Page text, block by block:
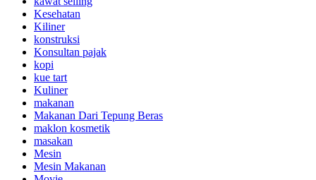
Kesehatan
Kiliner
konstruksi
Konsultan pajak
kopi
kue tart
Kuliner
makanan
Makanan Dari Tepung Beras
maklon kosmetik
masakan
Mesin
Mesin Makanan